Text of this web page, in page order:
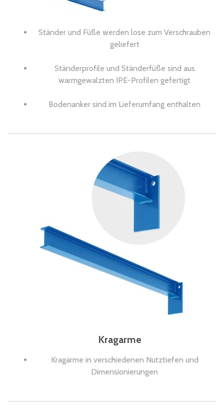
Ständer und Füße werden lose zum Verschrauben
geliefert
Ständerprofile und Ständerfüße sind aus
warmgewalzten IPE-Profilen gefertigt
Bodenanker sind im Lieferumfang enthalten
Kragarme
Kragarme in verschiedenen Nutztiefen und
Dimensionierungen